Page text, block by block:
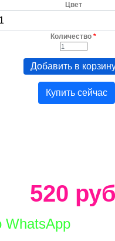
Цвет
Количество *
Купить сейчас
520
WhatsApp